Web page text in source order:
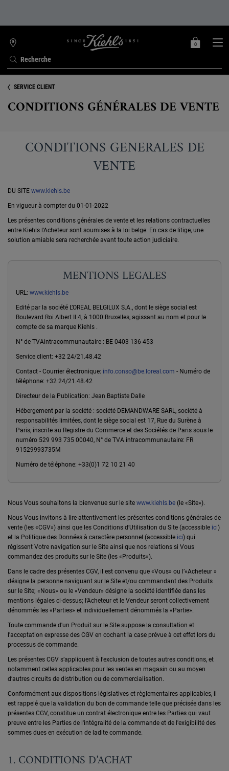
Recherche
TROUVER
UNE
BOUTIQUE
MON
0
0 PRODUIT
SERVICE CLIENT
CONDITIONS GÉNÉRALES DE VENTE
CONDITIONS GENERALES DE
VENTE
DU SITE www.kiehls.be
En vigueur à compter du 01-01-2022
Les présentes conditions générales de vente et les relations contractuelles
entre Kiehls l'Acheteur sont soumises à la loi belge. En cas de litige, une
solution amiable sera recherchée avant toute action judiciaire.
MENTIONS LEGALES
URL: www.kiehls.be
Edité par la société L’OREAL BELGILUX S.A., dont le siège social est
Boulevard Roi Albert II 4, à 1000 Bruxelles, agissant au nom et pour le
compte de sa marque Kiehls .
N° de TVAintracommunautaire : BE 0403 136 453
Service client: +32 24/21.48.42
Contact - Courrier électronique: info.conso@be.loreal.com - Numéro de
téléphone: +32 24/21.48.42
Directeur de la Publication: Jean Baptiste Dalle
Hébergement par la société : société DEMANDWARE SARL, société à
responsabilités limitées, dont le siège social est 17, Rue du Surène à
Paris, inscrite au Registre du Commerce et des Sociétés de Paris sous le
numéro 529 993 735 00040, N° de TVA intracommunautaire: FR
91529993735M
Numéro de téléphone: +33(0)1 72 10 21 40
Nous Vous souhaitons la bienvenue sur le site www.kiehls.be (le «Site»).
Nous Vous invitons à lire attentivement les présentes conditions générales de
vente (les «CGV») ainsi que les Conditions d’Utilisation du Site (accessible ici)
et la Politique des Données à caractère personnel (accessible ici) qui
régissent Votre navigation sur le Site ainsi que nos relations si Vous
commandez des produits sur le Site (les «Produits»).
Dans le cadre des présentes CGV, il est convenu que «Vous» ou l’«Acheteur »
désigne la personne naviguant sur le Site et/ou commandant des Produits
sur le Site; «Nous» ou le «Vendeur» désigne la société identifiée dans les
mentions légales ci-dessus; l’Acheteur et le Vendeur seront collectivement
dénommés les «Parties» et individuellement dénommés la «Partie».
Toute commande d'un Produit sur le Site suppose la consultation et
l'acceptation expresse des CGV en cochant la case prévue à cet effet lors du
processus de commande.
Les présentes CGV s’appliquent à l’exclusion de toutes autres conditions, et
notamment celles applicables pour les ventes en magasin ou au moyen
d’autres circuits de distribution ou de commercialisation.
Conformément aux dispositions législatives et règlementaires applicables, il
est rappelé que la validation du bon de commande telle que précisée dans les
présentes CGV, constitue un contrat électronique entre les Parties qui vaut
preuve entre les Parties de l'intégralité de la commande et de l'exigibilité des
sommes dues en exécution de ladite commande.
1. CONDITIONS D’ACHAT